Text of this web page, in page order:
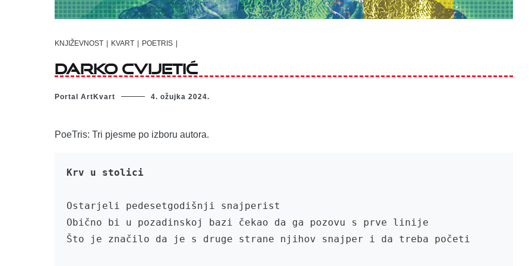
KNJIŽEVNOST KVART POETRIS
Darko Cvijetić
Portal ArtKvart 4. ožujka 2024.
PoeTris: Tri pjesme po izboru autora.
Krv u stolici
Ostarjeli pedesetgodišnji snajperist
Obično bi u pozadinskoj bazi čekao da ga pozovu s prve linije
Što je značilo da je s druge strane njihov snajper i da treba početi